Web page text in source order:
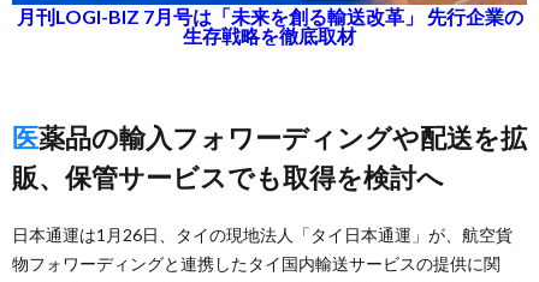
月刊LOGI-BIZ 7月号は「未来を創る輸送改革」 先行企業の
生存戦略を徹底取材
医薬品の輸入フォワーディングや配送を拡
販、保管サービスでも取得を検討へ
日本通運は1月26日、タイの現地法人「タイ日本通運」が、航空貨
物フォワーディングと連携したタイ国内輸送サービスの提供に関